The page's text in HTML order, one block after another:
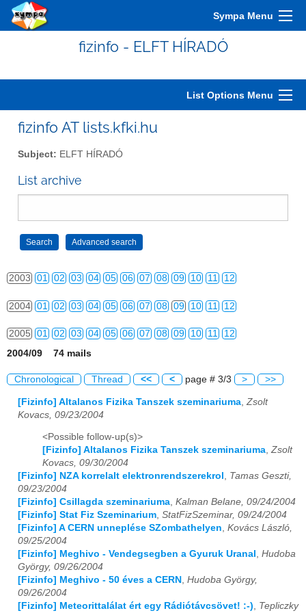
Sympa Menu
fizinfo - ELFT HÍRADÓ
List Options Menu
fizinfo AT lists.kfki.hu
Subject: ELFT HÍRADÓ
List archive
2000 01 02 03 04 05 06 07 08 09 10 11 12
2001 01 02 03 04 05 06 07 08 09 10 11 12
2002 01 02 03 04 05 06 07
2003 01 02 03 04 05 06 07 08 09 10 11 12
2004 01 02 03 04 05 06 07 08 09 10 11 12
2005 01 02 03 04 05 06 07 08 09 10 11 12
2008 01 02 03 04
01 02 03 04 06 07 08 10 12
2010 01 02 03 04 05 06 07 08 09 10 11 12
2011 01 02 03 04 05 06 07 08 09 10 11 12
2012 01 02 03 04 05 06 07 08 09 10 11 12
2013 01 02 03 04 05 06 07 08 09 10 11 12
2014 01 02 03 04 05 06 07 08 09 10 11 12
2004/09 74 mails
Chronological Thread << < page # 3/3 > >>
[Fizinfo] Altalanos Fizika Tanszek szeminariuma Zsolt
Kovacs, 09/23/2004
<Possible follow-up(s)>
[Fizinfo] Altalanos Fizika Tanszek szeminariuma,Zsolt
Kovacs, 09/30/2004
[Fizinfo] NZA korrelalt elektronrendszerekrol , Tamas Geszti,
09/23/2004
[Fizinfo] Csillagda szeminariuma, Kalman Belane, 09/24/2004
[Fizinfo] Stat Fiz Szeminarium, StatFizSzeminar, 09/24/2004
[Fizinfo] A CERN unneplése SZombathelyen, Kovács László,
09/25/2004
[Fizinfo] Meghivo - Vendegsegben a Gyuruk Uranal , Hudoba
György, 09/26/2004
[Fizinfo] Meghivo - 50 éves a CERN , Hudoba György,
09/26/2004
[Fizinfo] Meteorittalálat ért egy Rádiótávcsövet! :-), Tepliczky